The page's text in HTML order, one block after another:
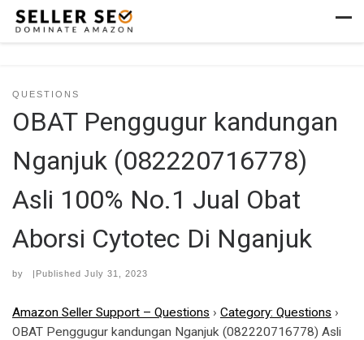
Skip to content
QUESTIONS
OBAT Penggugur kandungan
Nganjuk (082220716778)
Asli 100% No.1 Jual Obat
Aborsi Cytotec Di Nganjuk
by |Published July 31, 2023
Amazon Seller Support – Questions › Category: Questions ›
OBAT Penggugur kandungan Nganjuk (082220716778) Asli